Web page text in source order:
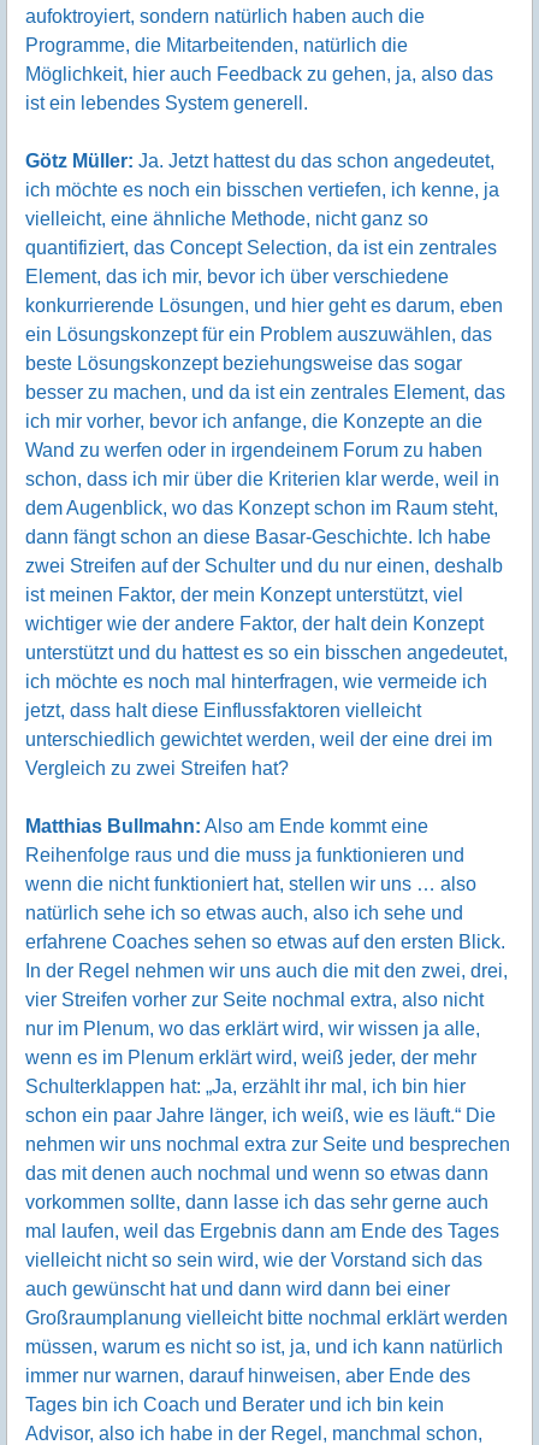
aufoktroyiert, sondern natürlich haben auch die
Programme, die Mitarbeitenden, natürlich die
Möglichkeit, hier auch Feedback zu gehen, ja, also das
ist ein lebendes System generell.
Götz Müller: Ja. Jetzt hattest du das schon angedeutet,
ich möchte es noch ein bisschen vertiefen, ich kenne, ja
vielleicht, eine ähnliche Methode, nicht ganz so
quantifiziert, das Concept Selection, da ist ein zentrales
Element, das ich mir, bevor ich über verschiedene
konkurrierende Lösungen, und hier geht es darum, eben
ein Lösungskonzept für ein Problem auszuwählen, das
beste Lösungskonzept beziehungsweise das sogar
besser zu machen, und da ist ein zentrales Element, das
ich mir vorher, bevor ich anfange, die Konzepte an die
Wand zu werfen oder in irgendeinem Forum zu haben
schon, dass ich mir über die Kriterien klar werde, weil in
dem Augenblick, wo das Konzept schon im Raum steht,
dann fängt schon an diese Basar-Geschichte. Ich habe
zwei Streifen auf der Schulter und du nur einen, deshalb
ist meinen Faktor, der mein Konzept unterstützt, viel
wichtiger wie der andere Faktor, der halt dein Konzept
unterstützt und du hattest es so ein bisschen angedeutet,
ich möchte es noch mal hinterfragen, wie vermeide ich
jetzt, dass halt diese Einflussfaktoren vielleicht
unterschiedlich gewichtet werden, weil der eine drei im
Vergleich zu zwei Streifen hat?
Matthias Bullmahn: Also am Ende kommt eine
Reihenfolge raus und die muss ja funktionieren und
wenn die nicht funktioniert hat, stellen wir uns … also
natürlich sehe ich so etwas auch, also ich sehe und
erfahrene Coaches sehen so etwas auf den ersten Blick.
In der Regel nehmen wir uns auch die mit den zwei, drei,
vier Streifen vorher zur Seite nochmal extra, also nicht
nur im Plenum, wo das erklärt wird, wir wissen ja alle,
wenn es im Plenum erklärt wird, weiß jeder, der mehr
Schulterklappen hat: „Ja, erzählt ihr mal, ich bin hier
schon ein paar Jahre länger, ich weiß, wie es läuft.“ Die
nehmen wir uns nochmal extra zur Seite und besprechen
das mit denen auch nochmal und wenn so etwas dann
vorkommen sollte, dann lasse ich das sehr gerne auch
mal laufen, weil das Ergebnis dann am Ende des Tages
vielleicht nicht so sein wird, wie der Vorstand sich das
auch gewünscht hat und dann wird dann bei einer
Großraumplanung vielleicht bitte nochmal erklärt werden
müssen, warum es nicht so ist, ja, und ich kann natürlich
immer nur warnen, darauf hinweisen, aber Ende des
Tages bin ich Coach und Berater und ich bin kein
Advisor, also ich habe in der Regel, manchmal schon,